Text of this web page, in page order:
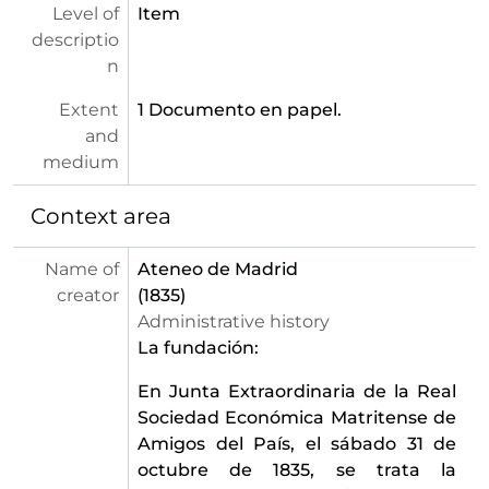
[Fracción de serie] 223 - Libro de programas e invitaciones de los actos celebrados en el Ateneo de Madrid para el curso 1965-1966
[Fracción de serie] 226 - Libro de programas e invitaciones de los actos celebrados en el Ateneo de Madrid para el curso 1966-1967
[Fracción de serie] 227 - Libro de programas e invitaciones de los actos celebrados en el Ateneo de Madrid para el curso 1955-1956
[Fracción de serie] 231 - Libro de programas e invitaciones de los actos celebrados en el Ateneo de Madrid para el curso 1957-1958
[Fracción de serie] 232 - Libro de programas e invitaciones de los actos celebrados en el Ateneo de Madrid para el curso 1957-1958
[Fracción de serie] 233 - Libro de programas e invitaciones de los actos celebrados en el Ateneo de Madrid para el curso 1957-1958
[Fracción de serie] 234 - Libro de programas e invitaciones de los actos celebrados en el Ateneo de Madrid para el curso 1957-1958
[Fracción de serie] 235 - Libro de programas e invitaciones de los actos celebrados en el Ateneo de Madrid para el curso 1958-1959
[Fracción de serie] 237 - Libro de programas e invitaciones de los actos celebrados en el Ateneo de Madrid para el curso 1958-1959
[Fracción de serie] 238 - Libro de programas e invitaciones de los actos celebrados en el Ateneo de Madrid para el curso 1958-1959
[Fracción de serie] 239 - Libro de programas e invitaciones de los actos celebrados en el Ateneo de Madrid para el curso 1959-1960
[Fracción de serie] 240 - Libro de programas e invitaciones de los actos celebrados en el Ateneo de Madrid para el curso 1959-1960
Level of
descriptio
n
Item
Extent
and
medium
1 Documento en papel.
Context area
Name of
creator
Ateneo de Madrid
(1835)
Administrative history
La fundación:
En Junta Extraordinaria de la Real
Sociedad Económica Matritense de
Amigos del País, el sábado 31 de
octubre de 1835, se trata la